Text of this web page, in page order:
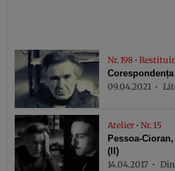
Nr. 198 •
09.04.2021
Atelier • Nr. 15
Pessoa-
(II)
14.04.2017